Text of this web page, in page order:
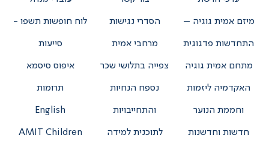
מיזם אמית גוגיה –
התחדשות פדגוגית
מתחם אמית גוגיה
האקדמיה ליזמות
וחממת הנוער
חדשות וחדשנות
הסדרי נגישות
מרחבי אמית
צפייה בתלושי שכר
נספח הנחיות
והתחייבויות
לתוכנית למידה
לוח חופשות תשפו -
סייעות
איפוס סיסמא
תרומות
English
AMIT Children